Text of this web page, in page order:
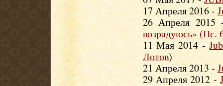
17 Апреля 2016 -
26 Апреля
возрадуюсь» (Пс.
11 Мая 2014 -
Лотов)
21 Апреля 2013 -
29 Апреля 2012 -